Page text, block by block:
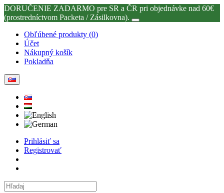
DORUČENIE ZADARMO pre SR a ČR pri objednávke nad 60€
(prostredníctvom Packeta / Zásilkovna).
Obľúbené produkty (0)
Účet
Nákupný košík
Pokladňa
Prihlásiť sa
Registrovať